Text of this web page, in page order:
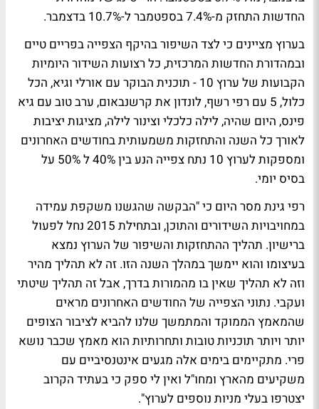
החדשות התחזק מ-7.4% בספטמבר ל-10.7% בדצמבר.
בערוץ מציינים כי לצד השיפור בהיקף הצפייה בפריים טיים
ובמהדורת החדשות המרכזית, כל רצועות השידור היומיות
הקבועות של ערוץ 10 -
תוכנית הבוקר עם אורלי וגיא, הכל
כלול, 5 עם רפי רשף ,לונדון את קרשנבאום, ערב טוב עם גיא
פינס, היום שהיה,לילה כלכלי וצינור לילה, מציגות יציבות
לאורך כל השנה והתחזקות משמעותית בחודשים האחרונים
ומספקות לערוץ 10 נתח צפייה הנע בין 40% ל 50% על
בסיס יומי.
רפי גינת מסר היום כי "הבקשה שהגשנו משקפת עמידה
במחויבויות השידורים והתוכן, ובתחילת 2015 נחל לפעול
ברישיון. תהליך ההתחזקות והשיפור של הערוץ נמצא
בעיצומו והוא יימשך במהלך השנה הזו. זה לא תהליך מהיר
וזה לא תהליך שאין בו מהמורות בדרך, אבל זה תהליך שיטתי
ועקבי. נתוני הצפייה של החודשים האחרונים מראים
שהמאמץ הממוקד והמתמשך שלנו להביא לציבור הצופים
יותר ויותר תוכניות טובות ותחרותיות הוא מאמץ שכבר נושא
פרי. מתקיימים בימים אלה מגעים אינטנסיביים עם
משקיעים מהארץ ומחו"ל ואין לי ספק כי בעתיד הקרוב
יצטרפו בעלי מניות נוספים לערוץ".